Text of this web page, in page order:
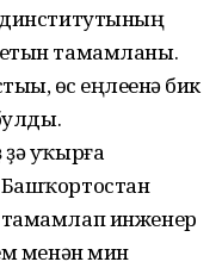
тамамланы.
өс һеңлеһенә бик
уҡырға
инженер
менән мин